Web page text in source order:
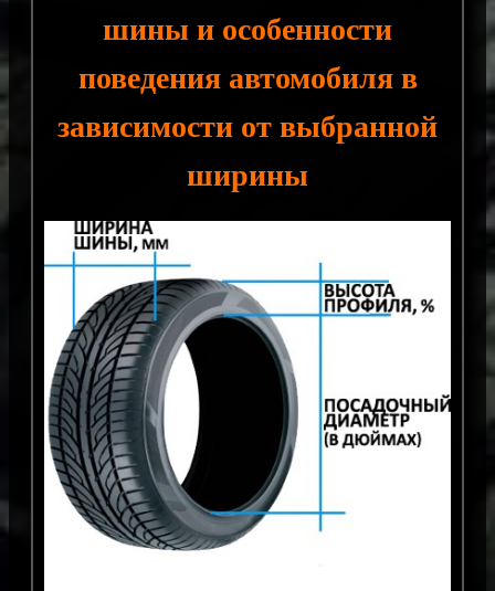
шины и особенности
поведения автомобиля в
зависимости от выбранной
ширины